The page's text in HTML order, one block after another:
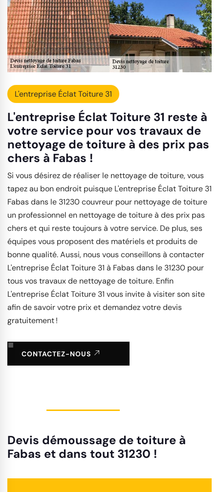
L'entreprise Éclat Toiture 31
L'entreprise Éclat Toiture 31 reste à
votre service pour vos travaux de
nettoyage de toiture à des prix pas
chers à Fabas !
Si vous désirez de réaliser le nettoyage de toiture, vous
tapez au bon endroit puisque L'entreprise Éclat Toiture 31
Fabas dans le 31230 couvreur pour nettoyage de toiture
un professionnel en nettoyage de toiture à des prix pas
chers et qui reste toujours à votre service. De plus, ses
équipes vous proposent des matériels et produits de
bonne qualité. Aussi, nous vous conseillons à contacter
L'entreprise Éclat Toiture 31 à Fabas dans le 31230 pour
tous vos travaux de nettoyage de toiture. Enfin
L'entreprise Éclat Toiture 31 vous invite à visiter son site
afin de savoir votre prix et demandez votre devis
gratuitement !
CONTACTEZ-NOUS
Devis démoussage de toiture à
Fabas et dans tout 31230 !